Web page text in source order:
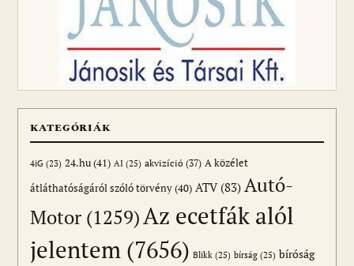
KATEGÓRIÁK
4iG (23) 24.hu(41) AI (25) akvizíció (37) A közélet
átláthatóságáról szóló törvény(40) ATV(83) Autó-
Motor (1259)Az ecetfák alól
jelentem (7656) Blikk (25) bírság (25) bíróság